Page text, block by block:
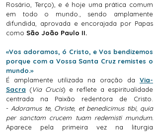
Rosário, Terço), e é hoje uma prática comum
em todo o mundo., sendo amplamente
difundida, aprovada e encorajada por Papas
como São João Paulo II.
«Vos adoramos, ó Cristo, e Vos bendizemos
porque com a Vossa Santa Cruz remistes o
mundo.»
É amplamente utilizada na oração da Via-
Sacra (Via Crucis) e reflete a espiritualidade
centrada na Paixão redentora de Cristo.
- Adoramus te, Christe, et benedicimus tibi, quia
per sanctam crucem tuam redemisti mundum.
Aparece pela primeira vez na liturgia